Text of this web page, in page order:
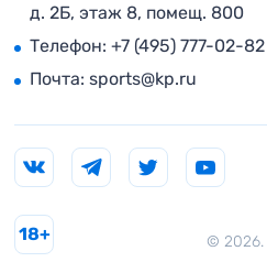
д. 2Б, этаж 8, помещ. 800
Телефон: +7 (495) 777-02-82
Почта: sports@kp.ru
© 2026.
18+